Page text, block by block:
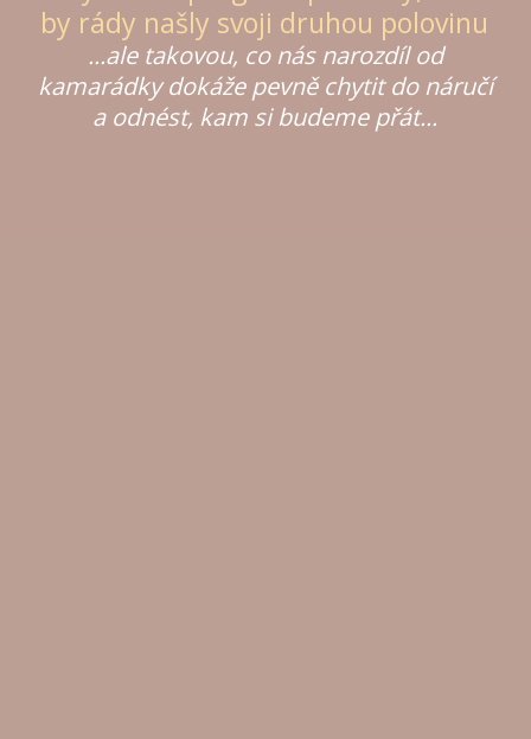
by rády našly svoji druhou polovinu
...ale takovou, co nás narozdíl od
kamarádky dokáže pevně chytit do náručí
a odnést, kam si budeme přát...